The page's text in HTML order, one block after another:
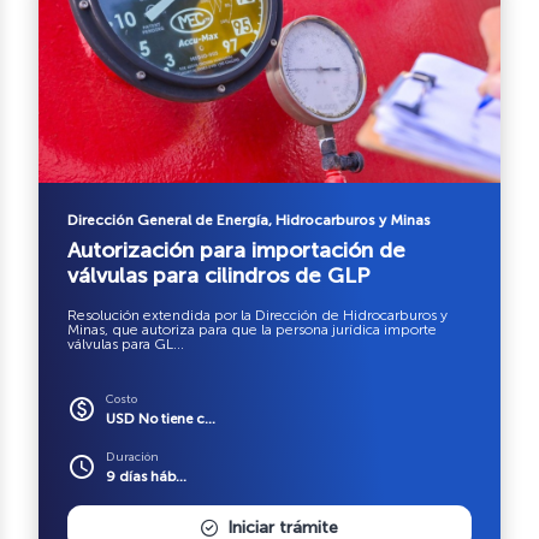
Dirección General de Energía, Hidrocarburos y Minas
Autorización para importación de
válvulas para cilindros de GLP
Resolución extendida por la Dirección de Hidrocarburos y
Minas, que autoriza para que la persona jurídica importe
válvulas para GL...
paid Costo
USD No tiene c...
schedule Duración
9 días háb...
Iniciar trámite